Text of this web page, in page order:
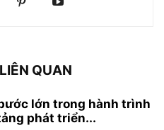
QUAN
lớn trong hành trình
phát triển...